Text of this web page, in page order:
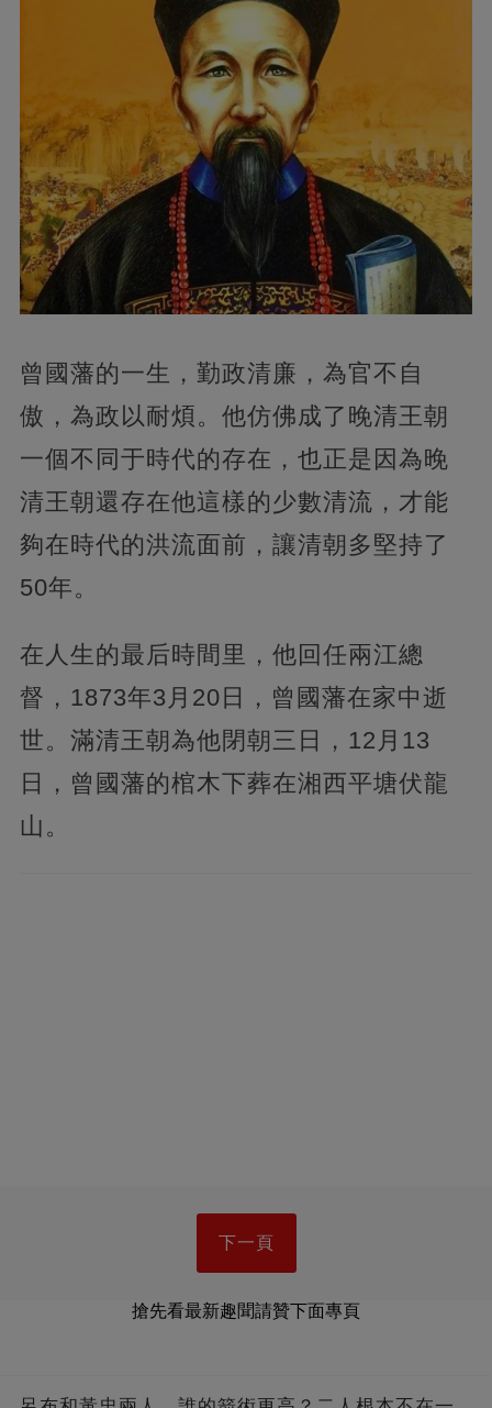
曾國藩的一生，勤政清廉，為官不自
傲，為政以耐煩。他仿佛成了晚清王朝
一個不同于時代的存在，也正是因為晚
清王朝還存在他這樣的少數清流，才能
夠在時代的洪流面前，讓清朝多堅持了
50年。
在人生的最后時間里，他回任兩江總
督，1873年3月20日，曾國藩在家中逝
世。滿清王朝為他閉朝三日，12月13
日，曾國藩的棺木下葬在湘西平塘伏龍
山。
下一頁
搶先看最新趣聞請贊下面專頁